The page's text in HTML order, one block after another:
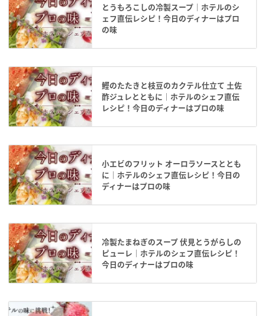
とうもろこしの冷製スープ｜ホテルのシ
ェフ直伝レシピ！今日のディナーはプロ
の味
鰹のたたきと枝豆のカクテル仕立て 土佐
酢ジュレとともに｜ホテルのシェフ直伝
レシピ！今日のディナーはプロの味
小エビのフリット オーロラソースととも
に｜ホテルのシェフ直伝レシピ！今日の
ディナーはプロの味
冷製たまねぎのスープ 伏見とうがらしの
ピューレ｜ホテルのシェフ直伝レシピ！
今日のディナーはプロの味